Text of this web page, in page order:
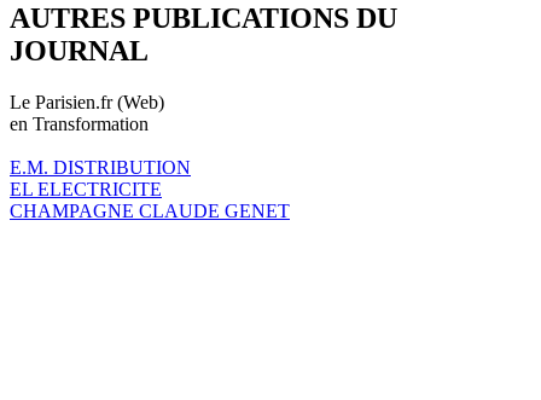
AUTRES PUBLICATIONS DU
JOURNAL
Le Parisien.fr (Web)
en Transformation
E.M. DISTRIBUTION
EL ELECTRICITE
CHAMPAGNE CLAUDE GENET